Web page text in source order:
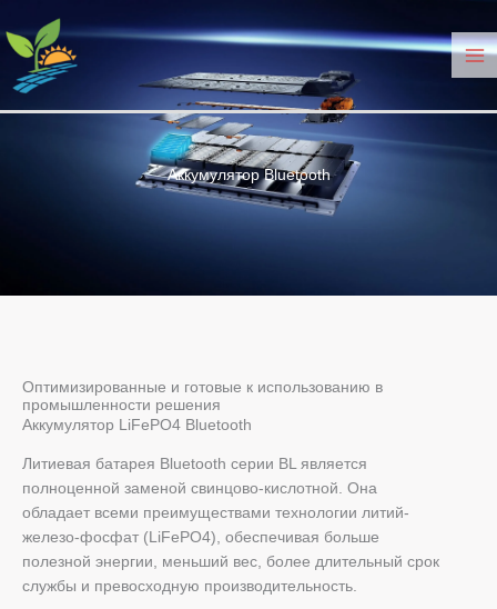
содержанию
Аккумулятор Bluetooth
Оптимизированные и готовые к использованию в
промышленности решения
Аккумулятор LiFePO4 Bluetooth
Литиевая батарея Bluetooth серии BL является
полноценной заменой свинцово-кислотной. Она
обладает всеми преимуществами технологии литий-
железо-фосфат (LiFePO4), обеспечивая больше
полезной энергии, меньший вес, более длительный срок
службы и превосходную производительность.